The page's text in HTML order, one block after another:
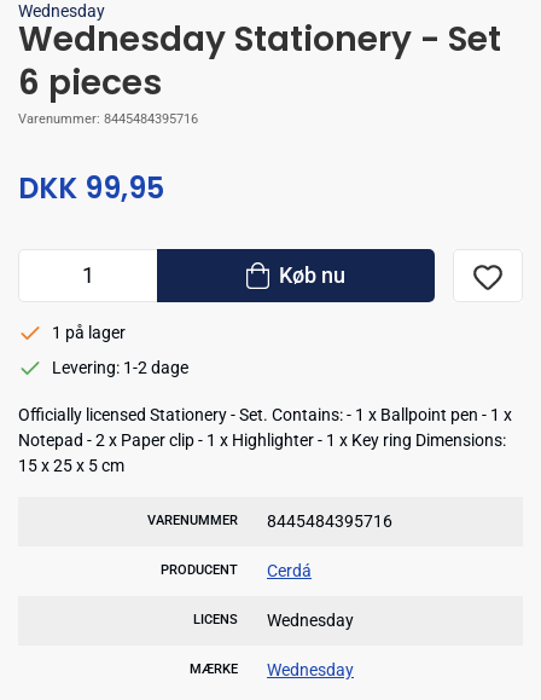
Wednesday
Wednesday Stationery - Set
6 pieces
Varenummer: 8445484395716
DKK 99,95
Køb nu
1 på lager
Levering: 1-2 dage
Officially licensed Stationery - Set. Contains: - 1 x Ballpoint pen - 1 x
Notepad - 2 x Paper clip - 1 x Highlighter - 1 x Key ring Dimensions:
15 x 25 x 5 cm
VARENUMMER 8445484395716
PRODUCENT Cerdá
LICENS Wednesday
MÆRKE Wednesday